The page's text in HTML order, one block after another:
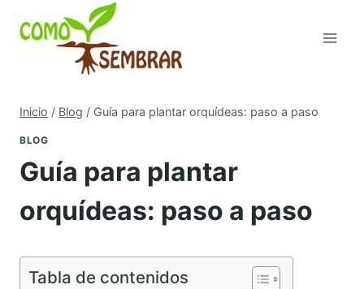
Inicio / Blog / Guía para plantar orquídeas: paso a paso
BLOG
Guía para plantar
orquídeas: paso a paso
Tabla de contenidos